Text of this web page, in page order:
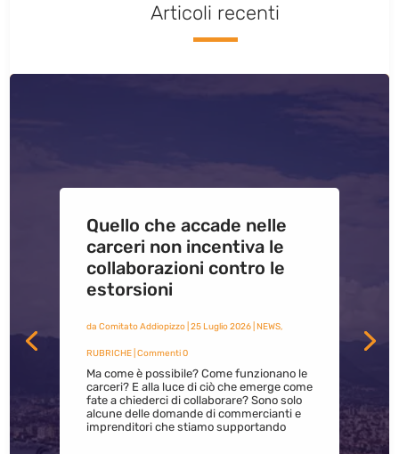
Articoli recenti
Quello che accade nelle
carceri non incentiva le
collaborazioni contro le
estorsioni
da Comitato Addiopizzo| 25 Luglio 2026| NEWS,
RUBRICHE| Commenti 0
Ma come è possibile? Come funzionano le
carceri? E alla luce di ciò che emerge come
fate a chiederci di collaborare? Sono solo
alcune delle domande di commercianti e
imprenditori che stiamo supportando